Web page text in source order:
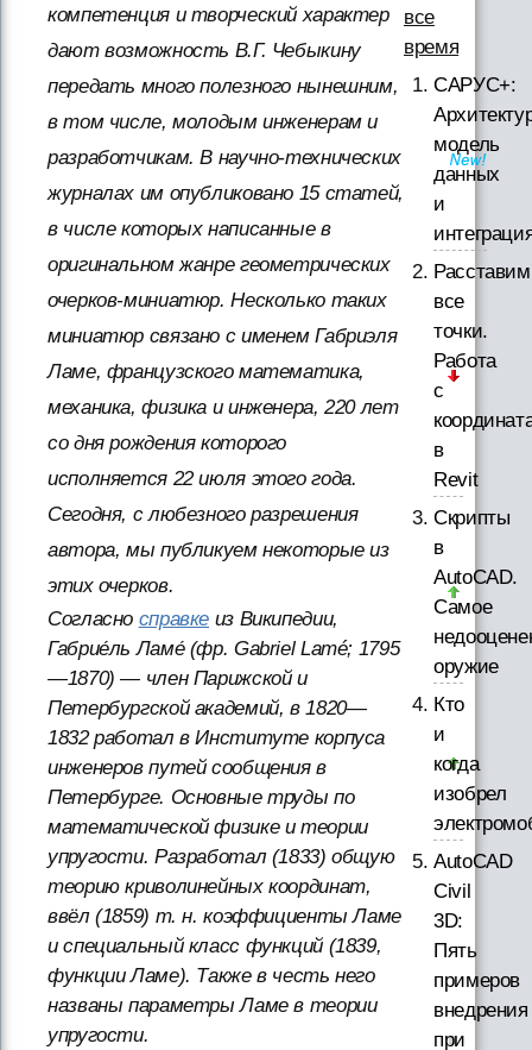
компетенция и творческий характер
дают возможность В.Г. Чебыкину
передать много полезного нынешним,
в том числе, молодым инженерам и
разработчикам. В научно-технических
журналах им опубликовано 15 статей,
в числе которых написанные в
оригинальном жанре геометрических
очерков-миниатюр. Несколько таких
миниатюр связано с именем Габриэля
Ламе, французского математика,
механика, физика и инженера, 220 лет
со дня рождения которого
исполняется 22 июля этого года.
Сегодня, с любезного разрешения
автора, мы публикуем некоторые из
этих очерков.
Согласно справке из Википедии,
Габрие́ль Ламе́ (фр. Gabriel Lamé; 1795
—1870) — член Парижской и
Петербургской академий, в 1820—
1832 работал в Институте корпуса
инженеров путей сообщения в
Петербурге. Основные труды по
математической физике и теории
упругости. Разработал (1833) общую
теорию криволинейных координат,
ввёл (1859) т. н. коэффициенты Ламе
и специальный класс функций (1839,
функции Ламе). Также в честь него
названы параметры Ламе в теории
упругости.
все
время
САРУС+:
модель
данных
и
Расставим
все
точки.
Работа
с
в
Revit
Скрипты
в
AutoCAD.
Самое
оружие
Кто
и
когда
изобрел
AutoCAD
Civil
3D:
Пять
примеров
внедрения
при